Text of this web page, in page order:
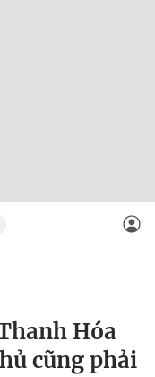
Hóa
cũng phải